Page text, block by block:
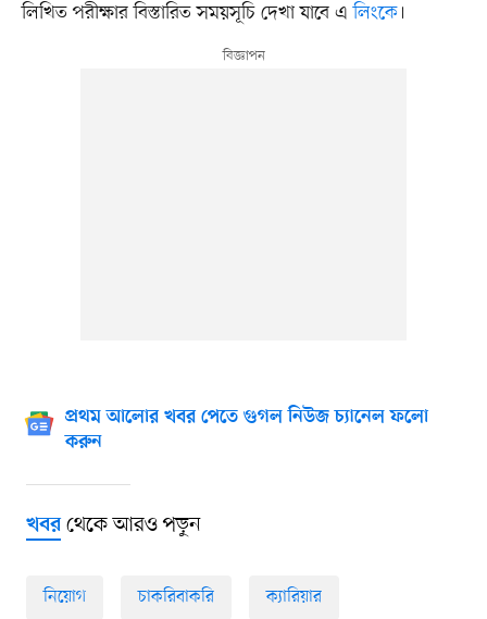
লিখিত পরীক্ষার বিস্তারিত সময়সূচি দেখা যাবে এলিংকে।
প্রথম আলোর খবর পেতে গুগল নিউজ চ্যানেল ফলো
করুন
খবরথেকে আরও পড়ুন
নিয়োগ চাকরিবাকরি ক্যারিয়ার